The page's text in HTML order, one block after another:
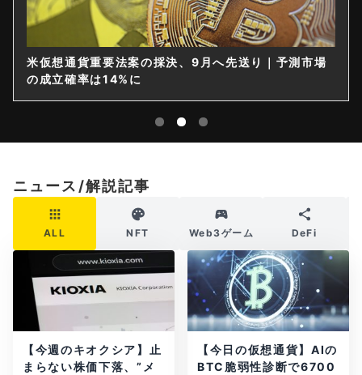
米仮想通貨重要法案の採決、9月へ先送り｜予測市場
の成立確率は14%に
ニュース/解説記事
ALL NFT Web3ゲーム DeFi
【今週のキオクシア】止
まらない株価下落、”メ
【今日の仮想通貨】AIの
BTC脆弱性診断で6700